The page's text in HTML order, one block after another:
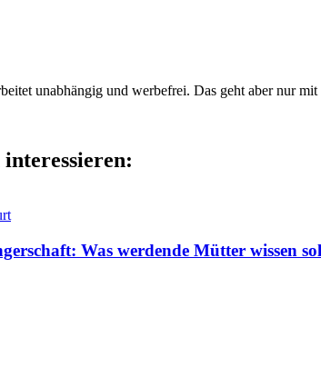
unabhängig und werbefrei. Das geht aber nur
interessieren:
Was werdende Mütter wissen